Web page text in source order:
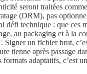
seront traitées
(DRM), pas
défi technique : que ces
au packaging et à la
Signer un fichier brut,
tienne après passage
adaptatifs, c’est